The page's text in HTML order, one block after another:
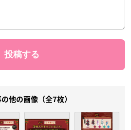
他の画像（全7枚）